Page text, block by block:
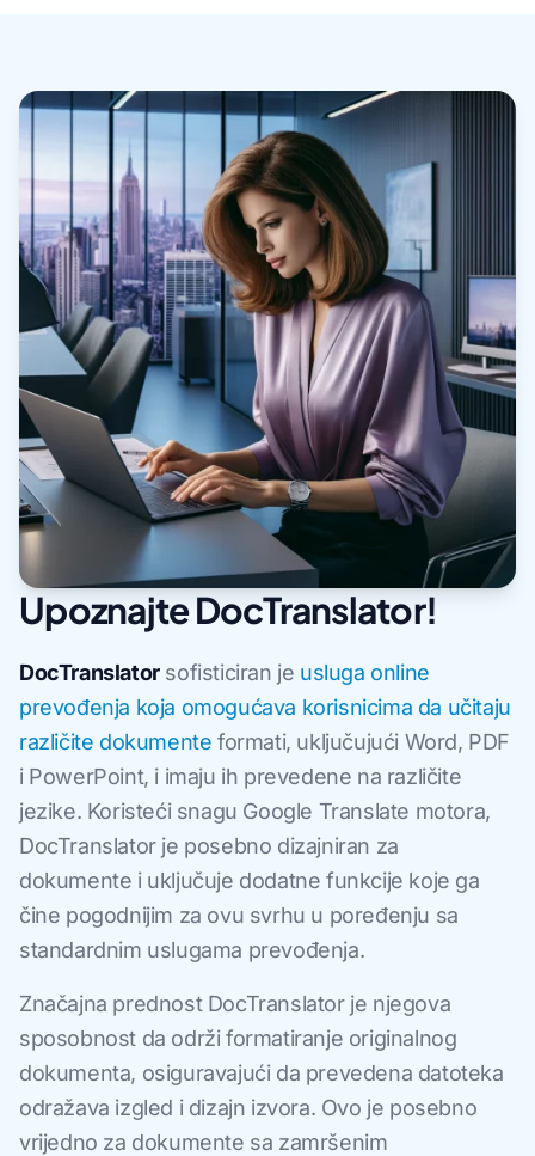
Upoznajte DocTranslator!
DocTranslatorsofisticiran je usluga online
prevođenja koja omogućava korisnicima da učitaju
različite dokumente formati, uključujući Word, PDF
i PowerPoint, i imaju ih prevedene na različite
jezike. Koristeći snagu Google Translate motora,
DocTranslator je posebno dizajniran za
dokumente i uključuje dodatne funkcije koje ga
čine pogodnijim za ovu svrhu u poređenju sa
standardnim uslugama prevođenja.
Značajna prednost DocTranslator je njegova
sposobnost da održi formatiranje originalnog
dokumenta, osiguravajući da prevedena datoteka
odražava izgled i dizajn izvora. Ovo je posebno
vrijedno za dokumente sa zamršenim